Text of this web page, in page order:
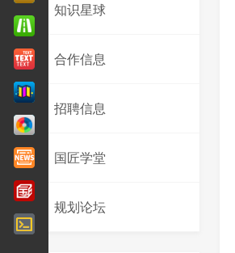
知识星球
合作信息
招聘信息
国匠学堂
规划论坛